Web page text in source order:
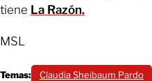
tiene La Razón.
MSL
Temas: Claudia Sheibaum Pardo